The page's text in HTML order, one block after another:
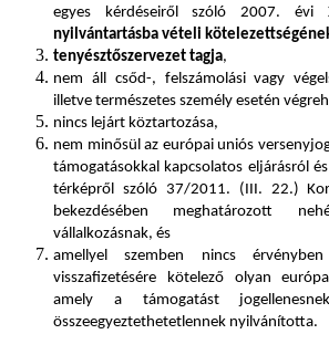
egyes kérdéseiről szóló 2007. évi
nyilvántartásba vételi
tenyésztőszervezet tagja,
nem áll csőd-, felszámolási vagy
illetve természetes személy esetén
nincs lejárt köztartozása,
nem minősül az európai uniós
támogatásokkal kapcsolatos eljárásról
térképről szóló 37/2011. (III. 22.)
bekezdésében meghatározott
vállalkozásnak, és
amellyel szemben nincs
visszafizetésére kötelező olyan
amely a támogatást
összeegyeztethetetlennek nyilvánította.